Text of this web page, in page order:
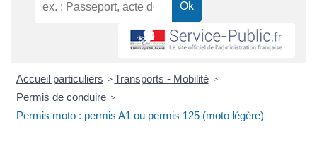
Accueil particuliers > Transports - Mobilité >
Permis de conduire >
Permis moto : permis A1 ou permis 125 (moto légère)